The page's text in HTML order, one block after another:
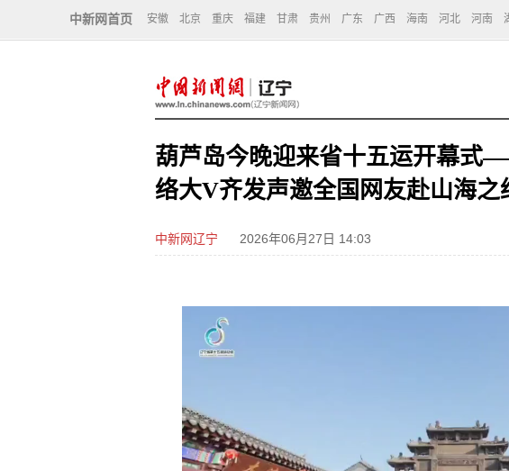
中新网首页 安徽 北京 重庆 福建 甘肃 贵州 广东 广西 海南 河北 河南
葫芦岛今晚迎来省十五运开幕式
络大V齐发声邀全国网友赴山海之
中新网辽宁 2026年06月27日 14:03